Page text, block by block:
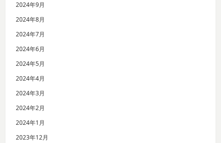
2024年9月
2024年8月
2024年7月
2024年6月
2024年5月
2024年4月
2024年3月
2024年2月
2024年1月
2023年12月